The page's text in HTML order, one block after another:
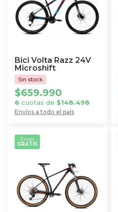
Bici Volta Razz 24V
Microshift
Envíos a todo el país
$659.990
6 cuotas de $148.498
producto
tiene
variantes.
Las
opciones
Envío
GRATIS